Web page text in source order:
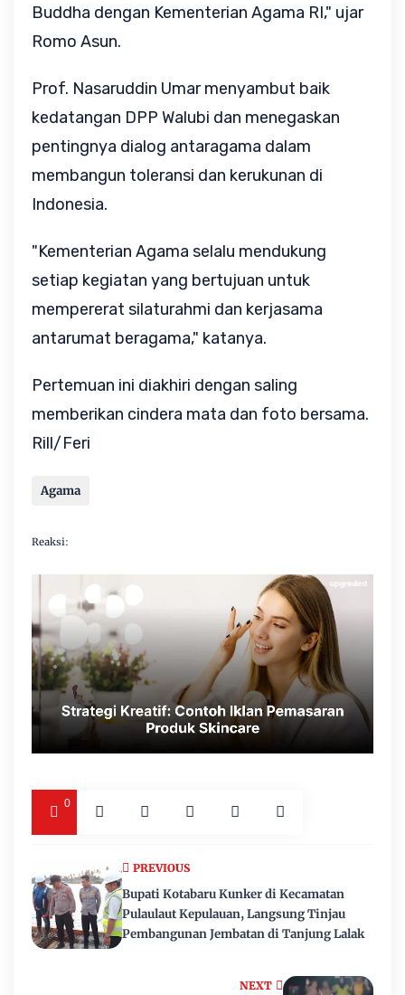
Buddha dengan Kementerian Agama RI," ujar
Romo Asun.
Prof. Nasaruddin Umar menyambut baik
kedatangan DPP Walubi dan menegaskan
pentingnya dialog antaragama dalam
membangun toleransi dan kerukunan di
Indonesia.
"Kementerian Agama selalu mendukung
setiap kegiatan yang bertujuan untuk
mempererat silaturahmi dan kerjasama
antarumat beragama," katanya.
Pertemuan ini diakhiri dengan saling
memberikan cindera mata dan foto bersama.
Rill/Feri
Agama
Reaksi:
0
NEXT
PREVIOUS
Bupati Kotabaru Kunker di Kecamatan
Pulaulaut Kepulauan, Langsung Tinjau
Pembangunan Jembatan di Tanjung Lalak